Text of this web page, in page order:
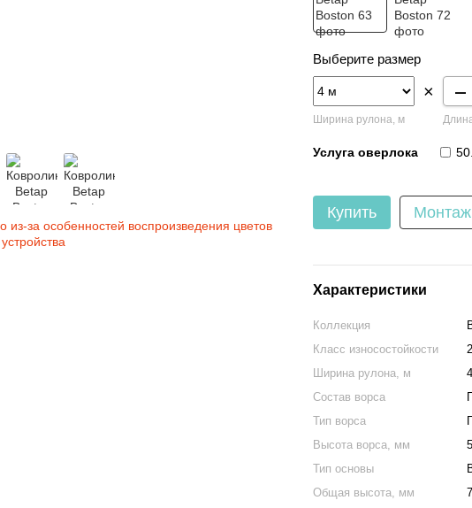
из-за особенностей воспроизведения цветов
Выберите размер
Ширина рулона, м
×
Услуга оверлока
Купить Монтаж
Характеристики
Коллекция
Класс износостойкости
Ширина рулона, м
Состав ворса
Тип ворса
Высота ворса, мм
Тип основы
Общая высота, мм